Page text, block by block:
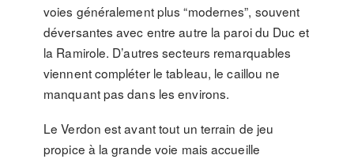
voies généralement plus “modernes”, souvent
déversantes avec entre autre la paroi du Duc et
la Ramirole. D’autres secteurs remarquables
viennent compléter le tableau, le caillou ne
manquant pas dans les environs.
Le Verdon est avant tout un terrain de jeu
propice à la grande voie mais accueille